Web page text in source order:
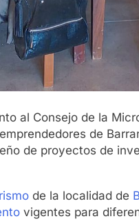
al Consejo de la
de
de proyectos de
de la localidad de
vigentes para